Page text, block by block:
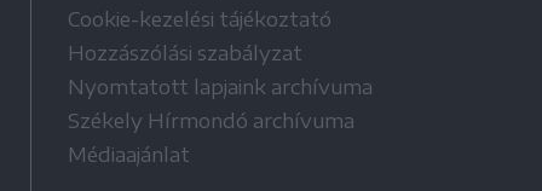
Cookie-kezelési tájékoztató
Hozzászólási szabályzat
Nyomtatott lapjaink archívuma
Székely Hírmondó archívuma
Médiaajánlat